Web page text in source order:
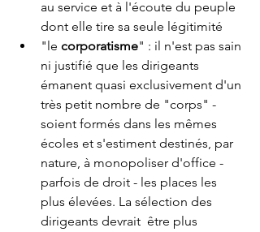
au service et à l'écoute du peuple
dont elle tire sa seule légitimité
"le corporatisme" : il n'est pas sain
ni justifié que les dirigeants
émanent quasi exclusivement d'un
très petit nombre de "corps" -
soient formés dans les mêmes
écoles et s'estiment destinés, par
nature, à monopoliser d'office -
parfois de droit - les places les
plus élevées. La sélection des
dirigeants devrait  être plus